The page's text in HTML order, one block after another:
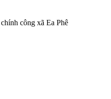
công xã Ea Phê